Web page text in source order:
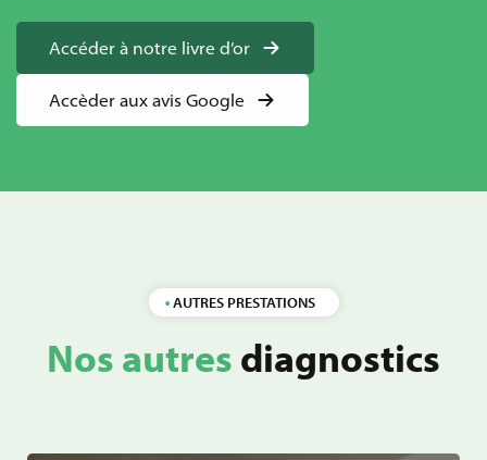
Accéder à notre livre d’or
Accèder aux avis Google
AUTRES PRESTATIONS
Nos autresdiagnostics